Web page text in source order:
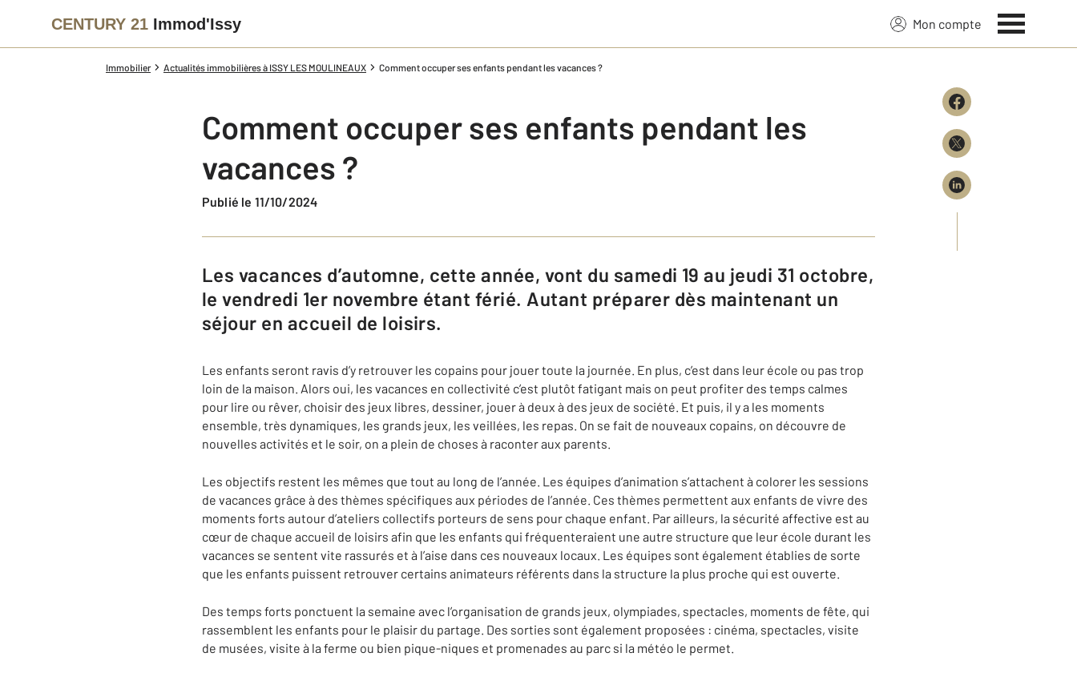
CENTURY 21 Immod'Issy Mon compte
Immobilier Actualités immobilières à ISSY LES MOULINEAUX Comment occuper ses enfants pendant les vacances ?
Comment occuper ses enfants pendant les
vacances ?
Publié le 11/10/2024
Les vacances d’automne, cette année, vont du samedi 19 au jeudi 31 octobre,
le vendredi 1er novembre étant férié. Autant préparer dès maintenant un
séjour en accueil de loisirs.
Les enfants seront ravis d’y retrouver les copains pour jouer toute la journée. En plus, c’est dans leur école ou pas trop
loin de la maison. Alors oui, les vacances en collectivité c’est plutôt fatigant mais on peut profiter des temps calmes
pour lire ou rêver, choisir des jeux libres, dessiner, jouer à deux à des jeux de société. Et puis, il y a les moments
ensemble, très dynamiques, les grands jeux, les veillées, les repas. On se fait de nouveaux copains, on découvre de
nouvelles activités et le soir, on a plein de choses à raconter aux parents.
Les objectifs restent les mêmes que tout au long de l’année. Les équipes d’animation s’attachent à colorer les sessions
de vacances grâce à des thèmes spécifiques aux périodes de l’année. Ces thèmes permettent aux enfants de vivre des
moments forts autour d’ateliers collectifs porteurs de sens pour chaque enfant. Par ailleurs, la sécurité affective est au
cœur de chaque accueil de loisirs afin que les enfants qui fréquenteraient une autre structure que leur école durant les
vacances se sentent vite rassurés et à l’aise dans ces nouveaux locaux. Les équipes sont également établies de sorte
que les enfants puissent retrouver certains animateurs référents dans la structure la plus proche qui est ouverte.
Des temps forts ponctuent la semaine avec l’organisation de grands jeux, olympiades, spectacles, moments de fête, qui
rassemblent les enfants pour le plaisir du partage. Des sorties sont également proposées : cinéma, spectacles, visite
de musées, visite à la ferme ou bien pique-niques et promenades au parc si la météo le permet.